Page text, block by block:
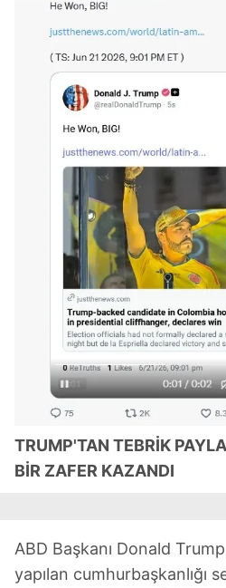
TRUMP'TAN TEBRİK
BİR ZAFER KAZANDI
ABD Başkanı Donald
yapılan cumhurbaşkanlığı